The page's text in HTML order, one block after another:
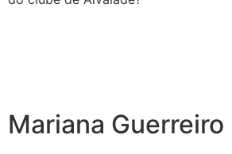
Mariana Guerreiro